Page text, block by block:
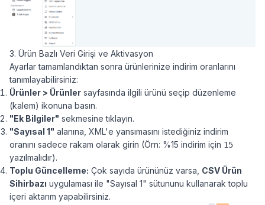
3. Ürün Bazlı Veri Girişi ve Aktivasyon
Ayarlar tamamlandıktan sonra ürünlerinize indirim oranlarını
tanımlayabilirsiniz:
Ürünler > Ürünler sayfasında ilgili ürünü seçip düzenleme
(kalem) ikonuna basın.
"Ek Bilgiler" sekmesine tıklayın.
"Sayısal 1" alanına, XML'e yansımasını istediğiniz indirim
oranını sadece rakam olarak girin (Örn: %15 indirim için 15
yazılmalıdır).
Toplu Güncelleme: Çok sayıda ürününüz varsa, CSV Ürün
Sihirbazı uygulaması ile "Sayısal 1" sütununu kullanarak toplu
içeri aktarım yapabilirsiniz.